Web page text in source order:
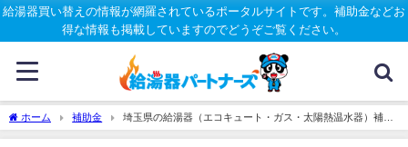
給湯器買い替えの情報が網羅されているポータルサイトです。補助金などお
得な情報も掲載していますのでどうぞご覧ください。
ホーム 補助金
埼玉県の給湯器（エコキュート・ガス・太陽熱温水器）補助
金一覧